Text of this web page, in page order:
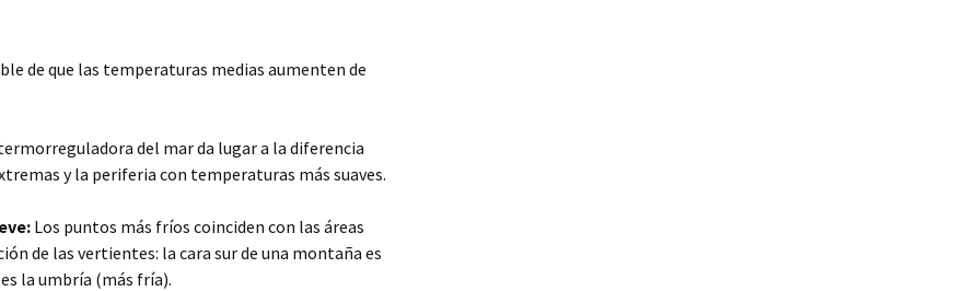
de que las temperaturas medias aumenten de
del mar da lugar a la diferencia
y la periferia con temperaturas más suaves.
Los puntos más fríos coinciden con las áreas
de las vertientes: la cara sur de una montaña es
la umbría (más fría).